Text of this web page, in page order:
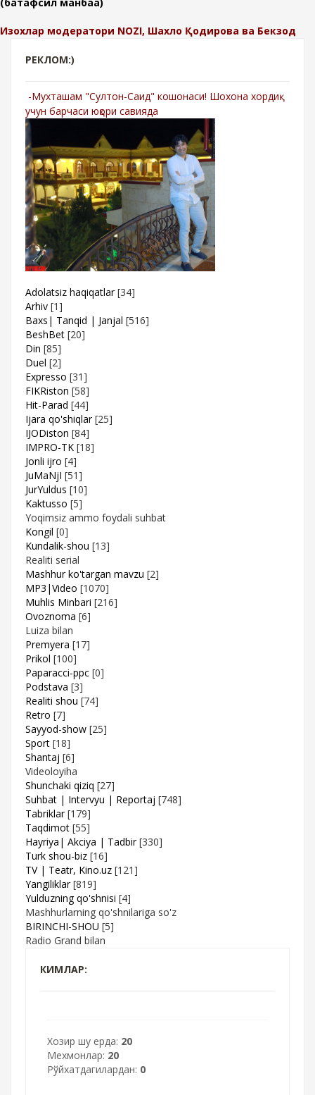
Изохлар модератори NOZI, Шахло Қодирова ва Бекзод
РЕКЛОМ:)
-Мухташам "Султон-Саид" кошонаси! Шохона хордиқ
учун барчаси юқори савияда
Adolatsiz haqiqatlar [34]
Arhiv [1]
Baxs| Tanqid | Janjal [516]
BeshBet [20]
Din [85]
Duel [2]
Expresso [31]
FIKRiston [58]
Hit-Parad [44]
Ijara qo'shiqlar [25]
IJODiston [84]
IMPRO-TK [18]
Jonli ijro [4]
JuMaNjI [51]
JurYuldus [10]
Kaktusso [5]
Yoqimsiz ammo foydali suhbat
Kongil [0]
Kundalik-shou [13]
Realiti serial
Mashhur ko'targan mavzu [2]
MP3|Video [1070]
Muhlis Minbari [216]
Ovoznoma [6]
Luiza bilan
Premyera [17]
Prikol [100]
Paparacci-ppc [0]
Podstava [3]
Realiti shou [74]
Retro [7]
Sayyod-show [25]
Sport [18]
Shantaj [6]
Videoloyiha
Shunchaki qiziq [27]
Suhbat | Intervyu | Reportaj [748]
Tabriklar [179]
Taqdimot [55]
Hayriya| Akciya | Tadbir [330]
Turk shou-biz [16]
TV | Teatr, Kino.uz [121]
Yangiliklar [819]
Yulduzning qo'shnisi [4]
Mashhurlarning qo'shnilariga so'z
BIRINCHI-SHOU [5]
Radio Grand bilan
КИМЛАР:
Хозир шу ерда: 20
Мехмонлар: 20
Рўйхатдагилардан: 0